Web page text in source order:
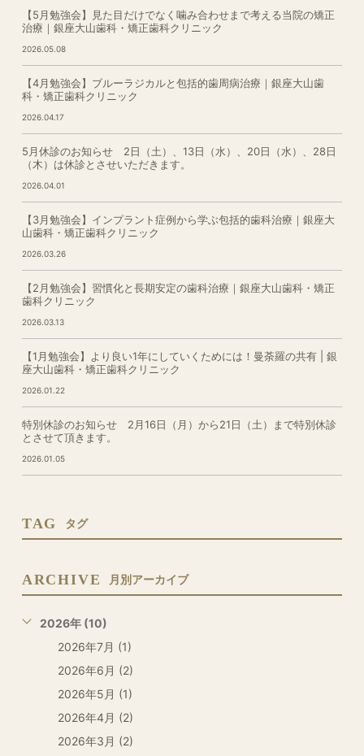
【5月勉強会】見た目だけでなく噛み合わせまで考える当院の矯正
治療｜銀座大山歯科・矯正歯科クリニック
2026.05.08
【4月勉強会】ブルーラジカルと包括的歯周病治療｜銀座大山歯
科・矯正歯科クリニック
2026.04.17
5月休診のお知らせ 2日（土）、13日（水）、20日（水）、28日
（木）は休診とさせいただきます。
2026.04.01
【3月勉強会】インプラント症例から学ぶ包括的歯科治療｜銀座大
山歯科・矯正歯科クリニック
2026.03.26
【2月勉強会】習慣化と長期安定の歯科治療｜銀座大山歯科・矯正
歯科クリニック
2026.03.13
【1月勉強会】より良い1年にしていくためには！曼荼羅の共有 | 銀
座大山歯科・矯正歯科クリニック
2026.01.22
特別休診のお知らせ 2月16日（月）から21日（土）まで特別休診
とさせて頂きます。
2026.01.05
TAG タグ
ARCHIVE 月別アーカイブ
2026年 (10)
2026年7月 (1)
2026年6月 (2)
2026年5月 (1)
2026年4月 (2)
2026年3月 (2)